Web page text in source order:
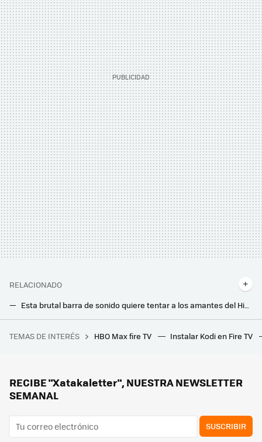
RELACIONADO
Esta brutal barra de sonido quiere tentar a los amantes del HiFi y del cine en casa: es enorme, potente y no necesita subwoofer
GTA 6 se acaba de topar con un problema... un problema llamado Donald Trump. La peor pesadilla de Dan Houser en 2018 se ha hecho realidad
TEMAS DE INTERÉS HBO Max fire TV Instalar Kodi en Fire TV
RECIBE "Xatakaletter", NUESTRA NEWSLETTER
SEMANAL
SUSCRIBIR